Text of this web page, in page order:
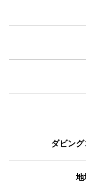
ダビン
地